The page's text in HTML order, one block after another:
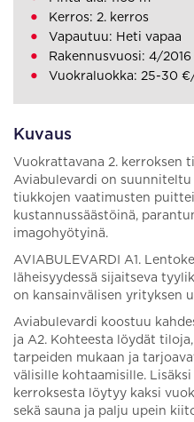
Kuvaus
Vuokrattavana 2. kerroksen
Aviabulevardi on
tiukkojen vaatimusten
kustannussäästöinä,
imagohyötyinä.
AVIABULEVARDI A1.
läheisyydessä sijaitseva
on kansainvälisen yrityksen
Aviabulevardi koostuu
ja A2. Kohteesta löydät
tarpeiden mukaan ja
välisille kohtaamisille.
kerroksesta löytyy kaksi
sekä sauna ja palju upein
Kerros: 2. kerros
Vapautuu: Heti vapaa
Rakennusvuosi: 4/2016
Vuokraluokka: 25-30